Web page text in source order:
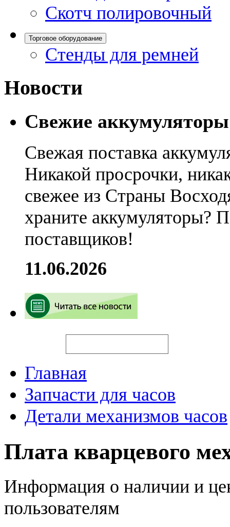
Скотч полировочный
Торговое оборудование
Стенды для ремней
Новости
Свежие
Свежая поставка
Никакой просрочки,
свежее из Страны
храните аккумуляторы?
поставщиков!
11.06.2026
Главная
Запчасти для часов
Детали механизмов часов
Плата кварцевого
Информация о наличии и
пользователям